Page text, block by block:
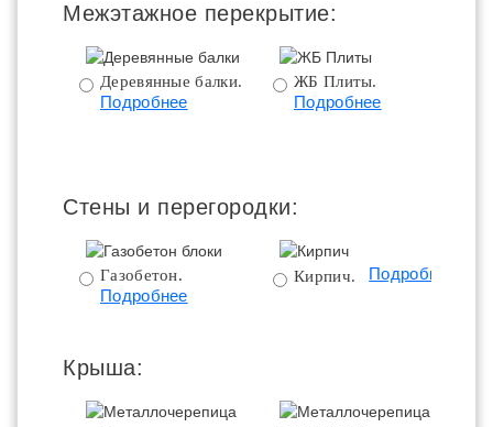
Межэтажное перекрытие:
Деревянные балки.
Подробнее
ЖБ Плиты.
Подробнее
Стены и перегородки:
Газобетон.
Подробнее
Кирпич. Подробнее
Крыша: